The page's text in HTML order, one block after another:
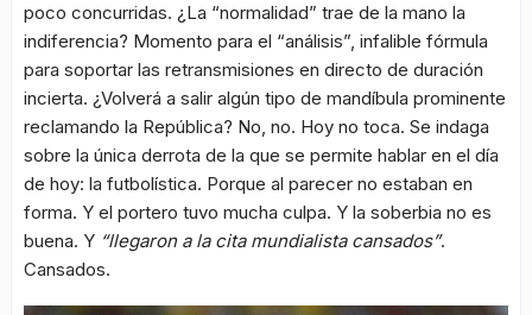
poco concurridas. ¿La “normalidad” trae de la mano la
indiferencia? Momento para el “análisis”, infalible fórmula
para soportar las retransmisiones en directo de duración
incierta. ¿Volverá a salir algún tipo de mandíbula prominente
reclamando la República? No, no. Hoy no toca. Se indaga
sobre la única derrota de la que se permite hablar en el día
de hoy: la futbolística. Porque al parecer no estaban en
forma. Y el portero tuvo mucha culpa. Y la soberbia no es
buena. Y “llegaron a la cita mundialista cansados”.
Cansados.